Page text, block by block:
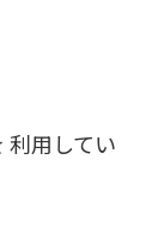
利用してい